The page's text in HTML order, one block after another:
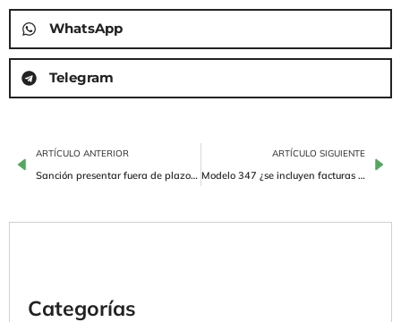
WhatsApp
Telegram
ARTÍCULO ANTERIOR
Sanción presentar fuera de plazo modelo 180
ARTÍCULO SIGUIENTE
Modelo 347 ¿se incluyen facturas de profesionales?
Categorías